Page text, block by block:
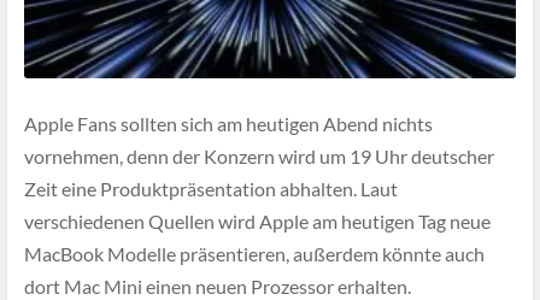
Apple Fans sollten sich am heutigen Abend nichts
vornehmen, denn der Konzern wird um 19 Uhr deutscher
Zeit eine Produktpräsentation abhalten. Laut
verschiedenen Quellen wird Apple am heutigen Tag neue
MacBook Modelle präsentieren, außerdem könnte auch
dort Mac Mini einen neuen Prozessor erhalten.